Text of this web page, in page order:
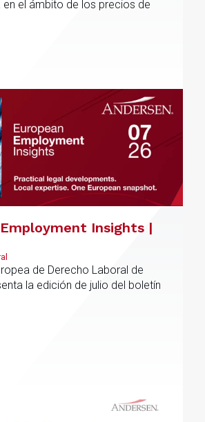
a
terceros
el ámbito de los precios de
Insights |
de Derecho Laboral de
la edición de julio del boletín